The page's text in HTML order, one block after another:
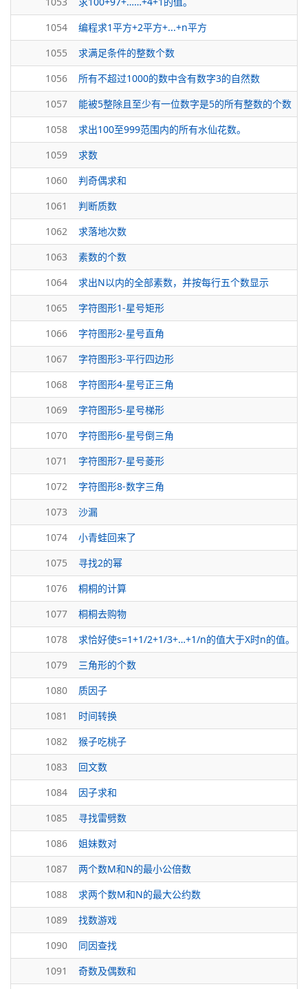
1054
编程求1平方+2平方+...+n平方
1055
求满足条件的整数个数
1056
所有不超过1000的数中含有数字3的自然数
1057
能被5整除且至少有一位数字是5的所有整数的个数
1058
求出100至999范围内的所有水仙花数。
1059
求数
1060
判奇偶求和
1061
判断质数
1062
求落地次数
1063
素数的个数
1064
求出N以内的全部素数，并按每行五个数显示
1065
字符图形1-星号矩形
1066
字符图形2-星号直角
1067
字符图形3-平行四边形
1068
字符图形4-星号正三角
1069
字符图形5-星号梯形
1070
字符图形6-星号倒三角
1071
字符图形7-星号菱形
1072
字符图形8-数字三角
1073
沙漏
1074
小青蛙回来了
1075
寻找2的幂
1076
桐桐的计算
1077
桐桐去购物
1078
求恰好使s=1+1/2+1/3+…+1/n的值大于X时n的值。
1079
三角形的个数
1080
质因子
1081
时间转换
1082
猴子吃桃子
1083
回文数
1084
因子求和
1085
寻找雷劈数
1086
姐妹数对
1087
两个数M和N的最小公倍数
1088
求两个数M和N的最大公约数
1089
找数游戏
1090
同因查找
1091
奇数及偶数和